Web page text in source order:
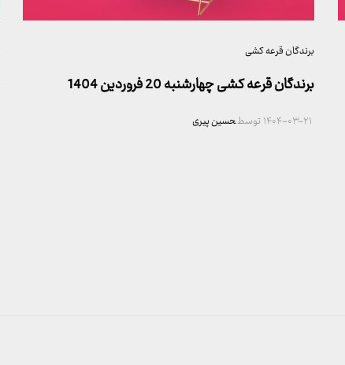
برندگان قرعه کشی
برندگان قرعه کشی چهارشنبه 20 فروردین 1404
۱۴۰۴-۰۳-۲۱توسطحسین پیری